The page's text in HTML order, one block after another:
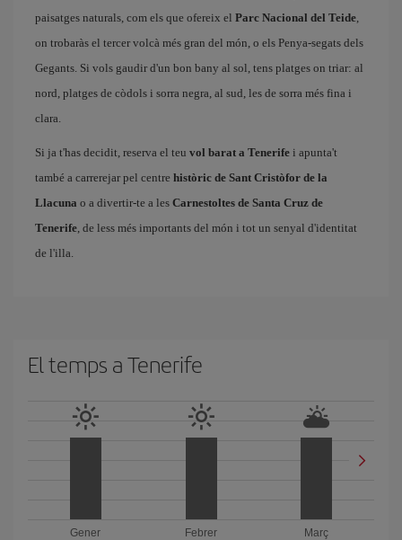
paisatges naturals, com els que ofereix el Parc Nacional del Teide,
on trobaràs el tercer volcà més gran del món, o els Penya-segats dels
Gegants. Si vols gaudir d'un bon bany al sol, tens platges on triar: al
nord, platges de còdols i sorra negra, al sud, les de sorra més fina i
clara.
Si ja t'has decidit, reserva el teu vol barat a Tenerife i apunta't
també a carrerejar pel centre històric de Sant Cristòfor de la
Llacuna o a divertir-te a les Carnestoltes de Santa Cruz de
Tenerife, de less més importants del món i tot un senyal d'identitat
de l'illa.
El temps a Tenerife
Gener
Febrer
Març